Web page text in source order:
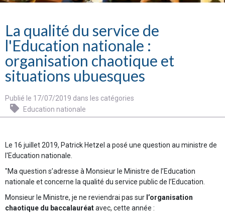
La qualité du service de
l'Education nationale :
organisation chaotique et
situations ubuesques
Publié le 17/07/2019 dans les catégories
Education nationale
Le 16 juillet 2019, Patrick Hetzel a posé une question au ministre de
l'Education nationale.
"Ma question s’adresse à Monsieur le Ministre de l’Education
nationale et concerne la qualité du service public de l’Education.
Monsieur le Ministre, je ne reviendrai pas sur l’organisation
chaotique du baccalauréatavec, cette année :